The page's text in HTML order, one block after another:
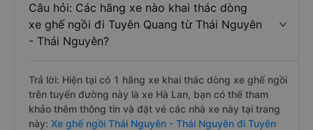
Câu hỏi: Các hãng xe nào khai thác dòng
xe ghế ngồi đi Tuyên Quang từ Thái Nguyên
- Thái Nguyên?
Trả lời: Hiện tại có 1 hãng xe khai thác dòng xe ghế ngồi
trên tuyến đường này là xe Hà Lan, bạn có thể tham
khảo thêm thông tin và đặt vé các nhà xe này tại trang
này: Xe ghế ngồi Thái Nguyên - Thái Nguyên đi Tuyên